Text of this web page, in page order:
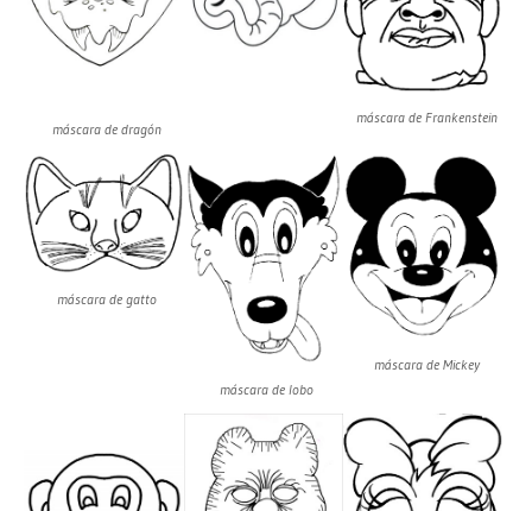
máscara de dragón
máscara de Frankenstein
máscara de gatto
máscara de lobo
máscara de Mickey